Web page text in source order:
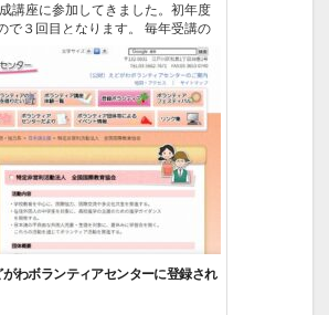
講座に参加してきました。初年度
で３回目となります。 毎年受講の
の都教委への問い合わせでは「今年
ましては、昨年度のDLA実地状況を
続き実地するにあたり、より実践的
わボランティアセンターに登録され